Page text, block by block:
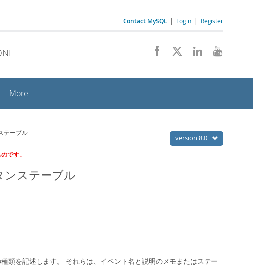
Contact MySQL | Login | Register
More
version 8.0
テーブル
です。
ンステーブル
類を記述します。 それらは、イベント名と説明のメモまたはステー